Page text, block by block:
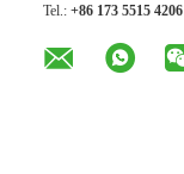
Tel.: +86 173 5515 4206